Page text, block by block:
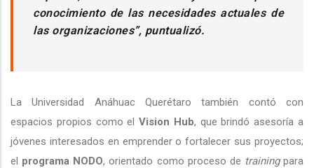
conocimiento de las necesidades actuales de
las organizaciones”, puntualizó.
La Universidad Anáhuac Querétaro también contó con
espacios propios como elVision Hub, que brindó asesoría a
jóvenes interesados en emprender o fortalecer sus proyectos;
el programa NODO, orientado como proceso de trainingpara